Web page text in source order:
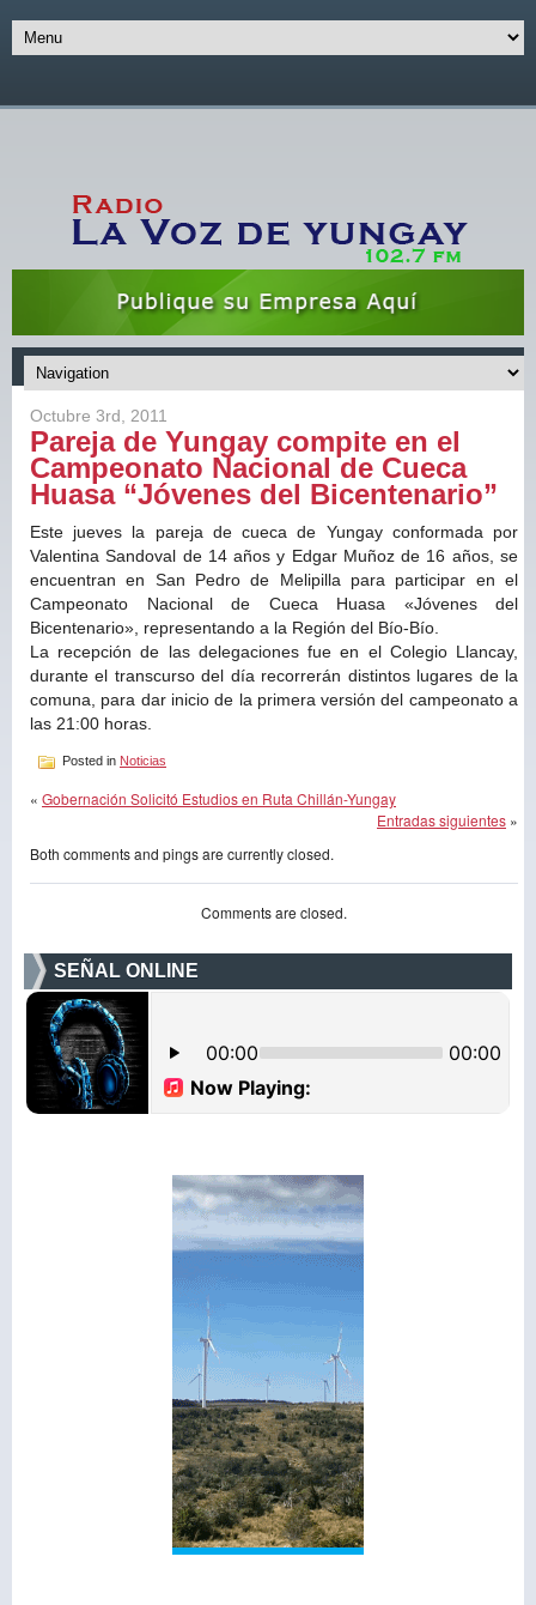
Octubre 3rd, 2011
Pareja de Yungay compite en el
Campeonato Nacional de Cueca
Huasa “Jóvenes del Bicentenario”
Este jueves la pareja de cueca de Yungay conformada por
Valentina Sandoval de 14 años y Edgar Muñoz de 16 años, se
encuentran en San Pedro de Melipilla para participar en el
Campeonato Nacional de Cueca Huasa «Jóvenes del
Bicentenario», representando a la Región del Bío-Bío.
La recepción de las delegaciones fue en el Colegio Llancay,
durante el transcurso del día recorrerán distintos lugares de la
comuna, para dar inicio de la primera versión del campeonato a
las 21:00 horas.
Posted in Noticias
« Gobernación Solicitó Estudios en Ruta Chillán-Yungay
Entradas siguientes »
Both comments and pings are currently closed.
Comments are closed.
SEÑAL ONLINE